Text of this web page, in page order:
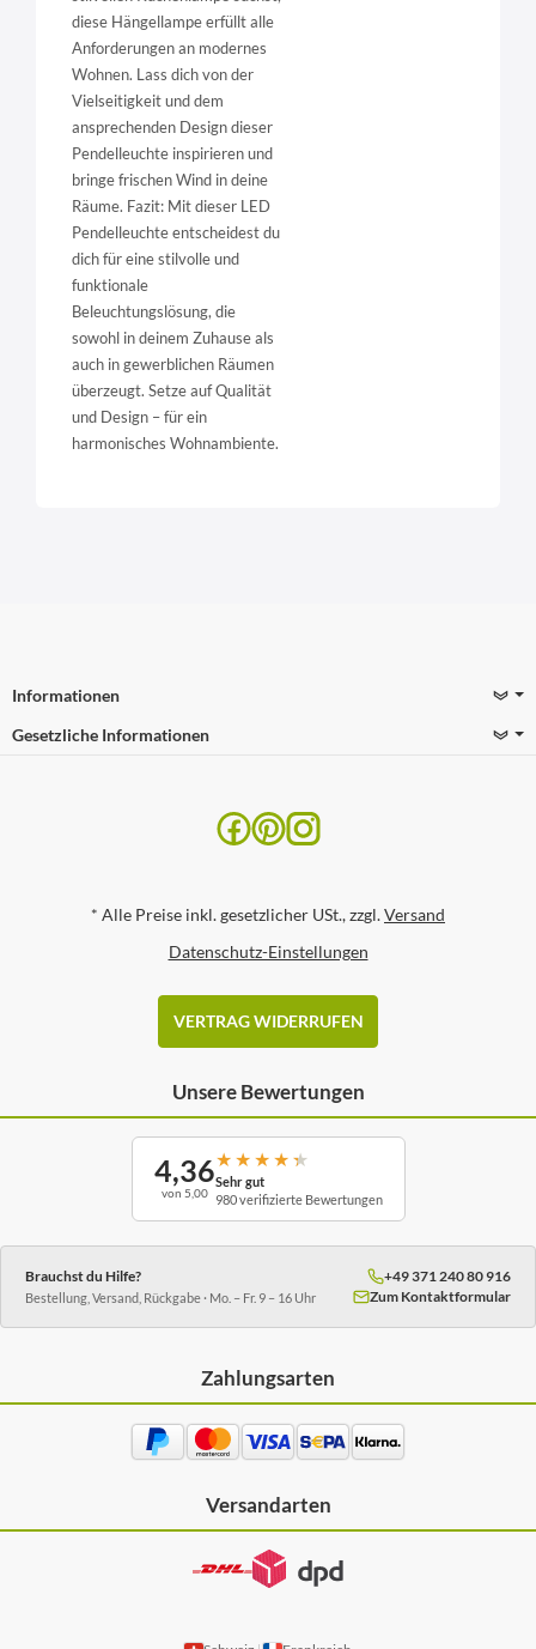
diese Hängellampe erfüllt alle
Anforderungen an modernes
Wohnen. Lass dich von der
Vielseitigkeit und dem
ansprechenden Design dieser
Pendelleuchte inspirieren und
bringe frischen Wind in deine
Räume. Fazit: Mit dieser LED
Pendelleuchte entscheidest du
dich für eine stilvolle und
funktionale
Beleuchtungslösung, die
sowohl in deinem Zuhause als
auch in gewerblichen Räumen
überzeugt. Setze auf Qualität
und Design – für ein
harmonisches Wohnambiente.
Informationen
Gesetzliche Informationen
* Alle Preise inkl. gesetzlicher USt., zzgl.Versand
Datenschutz-Einstellungen
VERTRAG WIDERRUFEN
Unsere Bewertungen
4,36
von 5,00
★ ★ ★ ★ ★
Sehr gut
980 verifizierte Bewertungen
Brauchst du Hilfe?
Bestellung, Versand, Rückgabe · Mo. – Fr. 9 – 16 Uhr
+49 371 240 80 916
Zum Kontaktformular
Zahlungsarten
Versandarten